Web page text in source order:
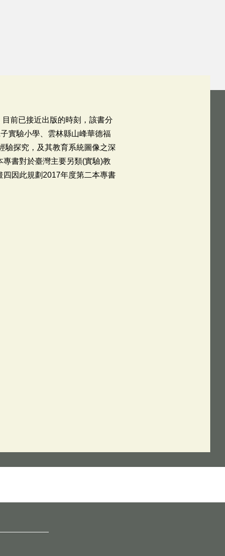
前已接近出版的時刻，該書分
實驗小學、雲林縣山峰華德福
驗探究，及其教育系統圖像之深
書對於臺灣主要另類(實驗)教
因此規劃2017年度第二本專書